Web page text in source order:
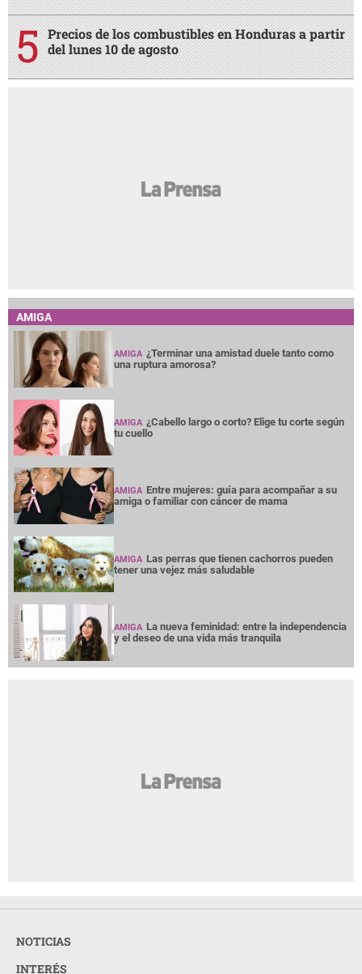
Precios de los combustibles en Honduras a partir
del lunes 10 de agosto
AMIGA
AMIGA ¿Terminar una amistad duele tanto como
una ruptura amorosa?
AMIGA ¿Cabello largo o corto? Elige tu corte según
tu cuello
AMIGA Entre mujeres: guía para acompañar a su
amiga o familiar con cáncer de mama
AMIGA Las perras que tienen cachorros pueden
tener una vejez más saludable
AMIGA La nueva feminidad: entre la independencia
y el deseo de una vida más tranquila
NOTICIAS
INTERÉS